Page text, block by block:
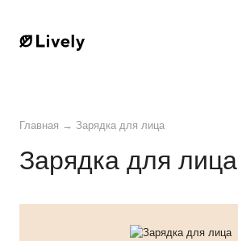
Главная → Зарядка для лица
Зарядка для лица